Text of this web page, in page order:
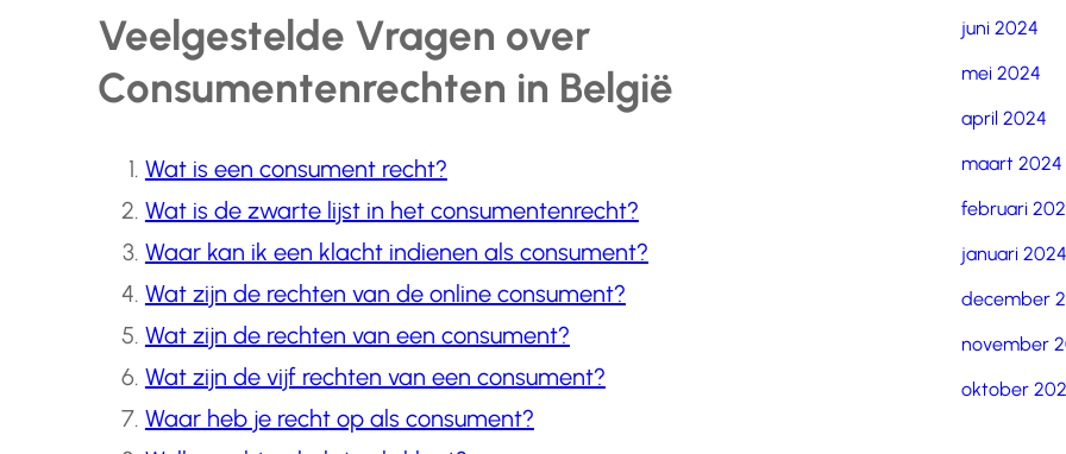
Veelgestelde Vragen over
Consumentenrechten in België
Wat is een consument recht?
Wat is de zwarte lijst in het consumentenrecht?
Waar kan ik een klacht indienen als consument?
Wat zijn de rechten van de online consument?
Wat zijn de rechten van een consument?
Wat zijn de vijf rechten van een consument?
Waar heb je recht op als consument?
juni 2024
mei 2024
april 2024
maart 2024
februari
januari 2024
december
november
oktober